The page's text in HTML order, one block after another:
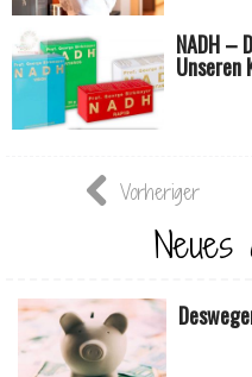
NADH –
Unseren
Vorheriger
Neues